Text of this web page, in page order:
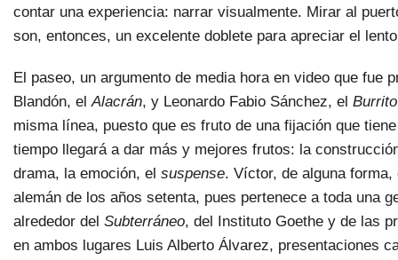
contar una experiencia: narrar visualmente. Mirar al
son, entonces, un excelente doblete para apreciar el
El paseo, un argumento de media hora en video que fue
Blandón, elAlacrán, y Leonardo Fabio Sánchez, el Burrito
misma línea, puesto que es fruto de una fijación que
tiempo llegará a dar más y mejores frutos: la
drama, la emoción, el suspense. Víctor, de alguna
alemán de los años setenta, pues pertenece a toda una
alrededor del Subterráneo, del Instituto Goethe y de las
en ambos lugares Luis Alberto Álvarez, presentaciones